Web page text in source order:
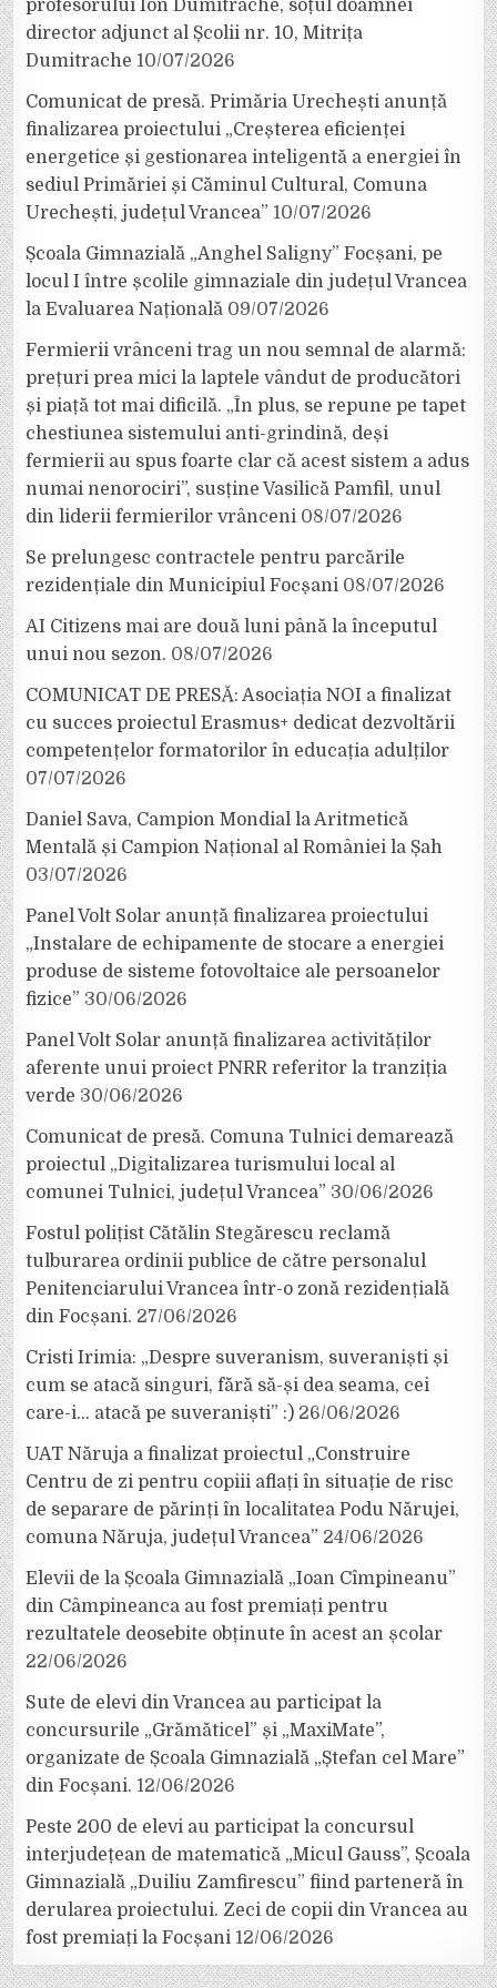
profesorului Ion Dumitrache, soțul doamnei
director adjunct al Școlii nr. 10, Mitrița
Dumitrache 10/07/2026
Comunicat de presă. Primăria Urechești anunță
finalizarea proiectului „Creșterea eficienței
energetice și gestionarea inteligentă a energiei în
sediul Primăriei și Căminul Cultural, Comuna
Urechești, județul Vrancea” 10/07/2026
Școala Gimnazială „Anghel Saligny” Focșani, pe
locul I între școlile gimnaziale din județul Vrancea
la Evaluarea Națională 09/07/2026
Fermierii vrânceni trag un nou semnal de alarmă:
prețuri prea mici la laptele vândut de producători
și piață tot mai dificilă. „În plus, se repune pe tapet
chestiunea sistemului anti-grindină, deși
fermierii au spus foarte clar că acest sistem a adus
numai nenorociri”, susține Vasilică Pamfil, unul
din liderii fermierilor vrânceni 08/07/2026
Se prelungesc contractele pentru parcările
rezidențiale din Municipiul Focșani 08/07/2026
AI Citizens mai are două luni până la începutul
unui nou sezon. 08/07/2026
COMUNICAT DE PRESĂ: Asociația NOI a finalizat
cu succes proiectul Erasmus+ dedicat dezvoltării
competențelor formatorilor în educația adulților
07/07/2026
Daniel Sava, Campion Mondial la Aritmetică
Mentală și Campion Național al României la Șah
03/07/2026
Panel Volt Solar anunță finalizarea proiectului
„Instalare de echipamente de stocare a energiei
produse de sisteme fotovoltaice ale persoanelor
fizice” 30/06/2026
Panel Volt Solar anunță finalizarea activităților
aferente unui proiect PNRR referitor la tranziția
verde 30/06/2026
Comunicat de presă. Comuna Tulnici demarează
proiectul „Digitalizarea turismului local al
comunei Tulnici, județul Vrancea” 30/06/2026
Fostul polițist Cătălin Stegărescu reclamă
tulburarea ordinii publice de către personalul
Penitenciarului Vrancea într-o zonă rezidențială
din Focșani. 27/06/2026
Cristi Irimia: „Despre suveranism, suveraniști și
cum se atacă singuri, fără să-și dea seama, cei
care-i… atacă pe suveraniști” :) 26/06/2026
UAT Năruja a finalizat proiectul „Construire
Centru de zi pentru copiii aflați în situație de risc
de separare de părinți în localitatea Podu Nărujei,
comuna Năruja, județul Vrancea” 24/06/2026
Elevii de la Școala Gimnazială „Ioan Cîmpineanu”
din Câmpineanca au fost premiați pentru
rezultatele deosebite obținute în acest an școlar
22/06/2026
Sute de elevi din Vrancea au participat la
concursurile „Grămăticel” și „MaxiMate”,
organizate de Școala Gimnazială „Ștefan cel Mare”
din Focșani. 12/06/2026
Peste 200 de elevi au participat la concursul
interjudețean de matematică „Micul Gauss”, Școala
Gimnazială „Duiliu Zamfirescu” fiind parteneră în
derularea proiectului. Zeci de copii din Vrancea au
fost premiați la Focșani 12/06/2026